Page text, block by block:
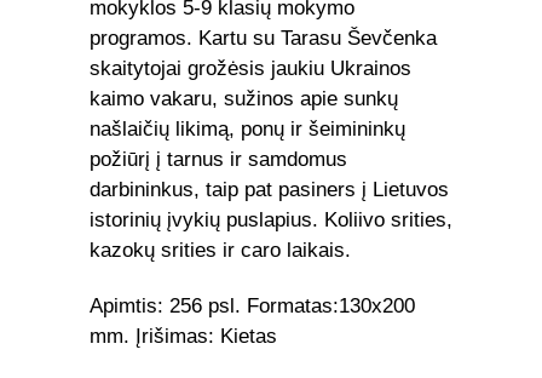
mokyklos 5-9 klasių mokymo
programos. Kartu su Tarasu Ševčenka
skaitytojai grožėsis jaukiu Ukrainos
kaimo vakaru, sužinos apie sunkų
našlaičių likimą, ponų ir šeimininkų
požiūrį į tarnus ir samdomus
darbininkus, taip pat pasiners į Lietuvos
istorinių įvykių puslapius. Koliivo srities,
kazokų srities ir caro laikais.
Apimtis: 256 psl. Formatas:130х200
mm. Įrišimas: Kietas